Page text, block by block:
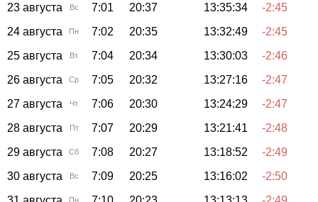
23 августа
Вс 7:01 20:37 13:35:34
-2:45
24 августа
Пн 7:02 20:35 13:32:49
-2:45
25 августа
Вт 7:04 20:34 13:30:03
-2:46
26 августа
Ср 7:05 20:32 13:27:16
-2:47
27 августа
Чт 7:06 20:30 13:24:29
-2:47
28 августа
Пт 7:07 20:29 13:21:41
-2:48
29 августа
Сб 7:08 20:27 13:18:52
-2:49
30 августа
Вс 7:09 20:25 13:16:02
-2:50
Пн